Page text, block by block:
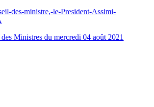
Ministres du mercredi 04 août 2021